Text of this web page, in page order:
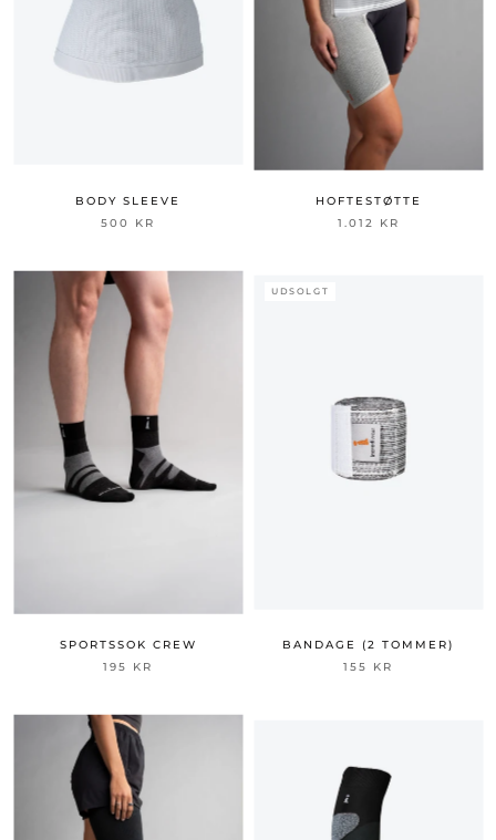
BODY SLEEVE
500 KR
HOFTESTØTTE
1.012 KR
SPORTSSOK CREW
195 KR
UDSOLGT
BANDAGE (2 TOMMER)
155 KR